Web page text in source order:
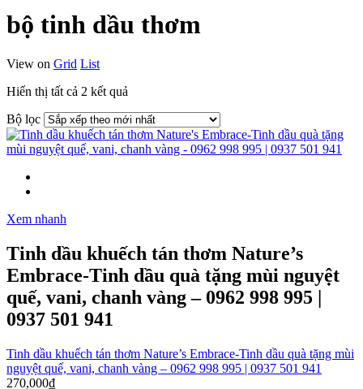
bộ tinh dầu thơm
View on Grid List
Hiển thị tất cả 2 kết quả
xếp
theo
mới
Bộ lọc
Xem nhanh
Tinh dầu khuếch tán thơm Nature’s
Embrace-Tinh dầu quà tặng mùi nguyệt
quế, vani, chanh vàng – 0962 998 995 |
0937 501 941
Tinh dầu khuếch tán thơm Nature’s Embrace-Tinh dầu quà tặng mùi
nguyệt quế, vani, chanh vàng – 0962 998 995 | 0937 501 941
270,000₫